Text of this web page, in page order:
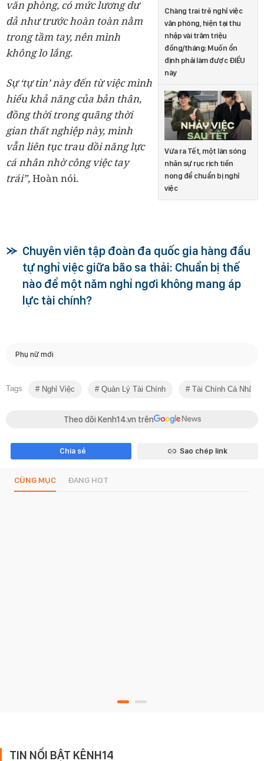
Chàng trai trẻ nghỉ việc
văn phòng, hiện tại thu
nhập vài trăm triệu
đồng/tháng: Muốn ổn
định phải làm được ĐIỀU
này
Vừa ra Tết, một làn sóng
nhân sự rục rịch tiền
nong để chuẩn bị nghỉ
việc
văn phòng, có mức lương dư
dả như trước hoàn toàn nằm
trong tầm tay, nên mình
không lo lắng.
Sự ‘tự tin’ này đến từ việc mình
hiểu khả năng của bản thân,
đồng thời trong quãng thời
gian thất nghiệp này, mình
vẫn liên tục trau dồi năng lực
cá nhân nhờ công việc tay
trái”,Hoàn nói.
Chuyên viên tập đoàn đa quốc gia hàng đầu
tự nghỉ việc giữa bão sa thải: Chuẩn bị thế
nào để một năm nghỉ ngơi không mang áp
lực tài chính?
Phụ nữ mới
Tags Nghỉ Việc Quản Lý Tài Chính Tài Chính Cá Nhân
Theo dõi Kenh14.vn trên
Chia sẻ Sao chép link
CÙNG MỤC ĐANG HOT
TIN NỔI BẬT KÊNH14